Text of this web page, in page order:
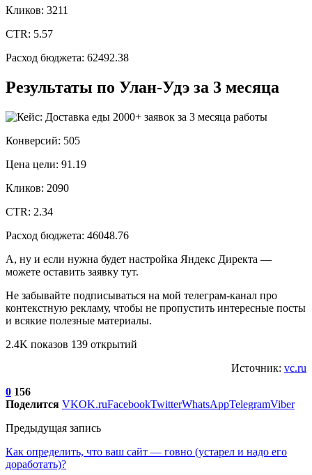
Кликов: 3211
CTR: 5.57
Расход бюджета: 62492.38
Результаты по Улан-Удэ за 3 месяца
Конверсий: 505
Цена цели: 91.19
Кликов: 2090
CTR: 2.34
Расход бюджета: 46048.76
А, ну и если нужна будет настройка Яндекс Директа —
можете оставить заявку тут.
Не забывайте подписываться на мой телеграм-канал про
контекстную рекламу, чтобы не пропустить интересные посты
и всякие полезные материалы.
2.4K показов 139 открытий
Источник: vc.ru
0 156
Поделится VKOK.ruFacebookTwitterWhatsAppTelegramViber
Предыдущая запись
Как определить, что ваш сайт — говно (устарел и надо его
доработать)?